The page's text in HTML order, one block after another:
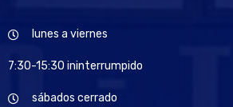
lunes a viernes
7:30-15:30 ininterrumpido
sábados cerrado